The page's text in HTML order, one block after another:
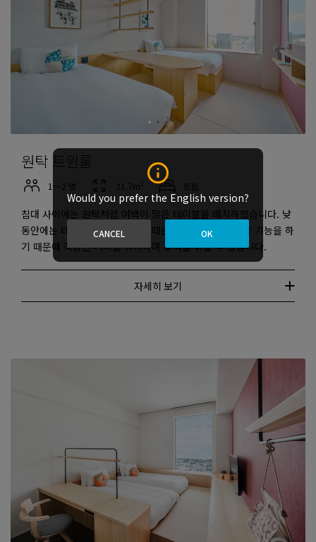
Would you prefer the English version?
CANCEL OK
원탁 트윈룸
1～2 명 21.7m² 트윈
침대 사이에는 원탁처럼 여백이 많은 테이블을 배치하였습니다. 낮
동안에는 테이블로 활용하고 잘 때는 침대 사이의 가림막 기능을 하
기 때문에 적당한 거리를 유지하며 휴식을 취할 수 있습니다.
자세히 보기